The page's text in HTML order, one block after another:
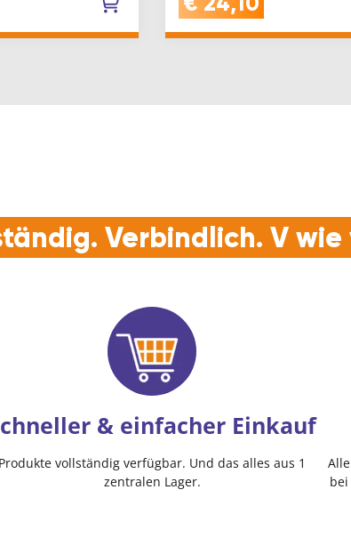
Fliesen, Glas-
Keramikspülen mit
Verbindlich. V
& einfacher Einkauf
Produkte vollständig verfügbar. Und das alles aus 1
zentralen Lager.